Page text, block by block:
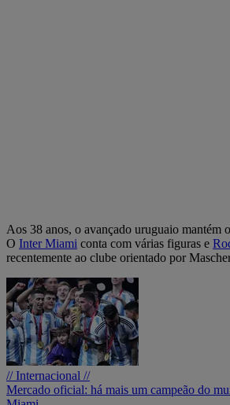
Aos 38 anos, o avançado uruguaio mantém
O Inter Miami conta com várias figuras e
recentemente ao clube orientado por
// Internacional //
Mercado oficial: há mais um campeão do